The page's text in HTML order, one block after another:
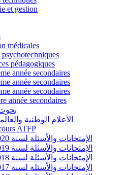
et gestion
médicales
psychotechniques
pédagogiques
année secondaires
année secondaires
année secondaires
année secondaires
الأعلام الوطنية
ATFP
الإمتحانات والأسئلة لسنة 2020
الإمتحانات والأسئلة لسنة 2019
الإمتحانات والأسئلة لسنة 2018
الإمتحانات والأسئلة لسنة 2017